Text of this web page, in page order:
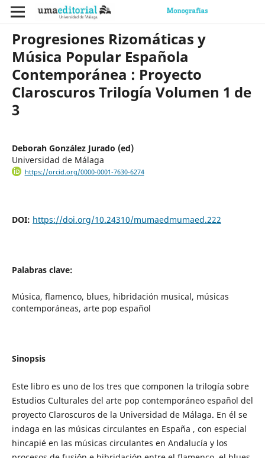
Progresiones Rizomáticas y
Música Popular Española
Contemporánea : Proyecto
Claroscuros Trilogía Volumen 1 de
3
Deborah González Jurado (ed)
Universidad de Málaga
https://orcid.org/0000-0001-7630-6274
DOI: https://doi.org/10.24310/mumaedmumaed.222
Palabras clave:
Música, flamenco, blues, hibridación musical, músicas
contemporáneas, arte pop español
Sinopsis
Este libro es uno de los tres que componen la trilogía sobre
Estudios Culturales del arte pop contemporáneo español del
proyecto Claroscuros de la Universidad de Málaga. En él se
indaga en las músicas circulantes en España , con especial
hincapié en las músicas circulantes en Andalucía y los